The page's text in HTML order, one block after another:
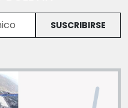
SUSCRIBIRSE